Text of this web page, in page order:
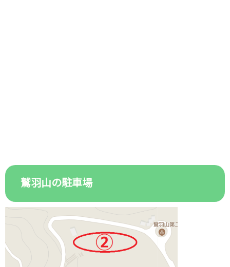
鷲羽山の駐車場